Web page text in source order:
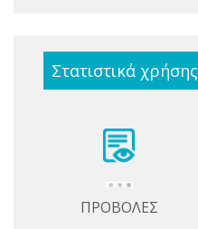
Στατιστικά χρήσης
ΠΡΟΒΟΛΕΣ